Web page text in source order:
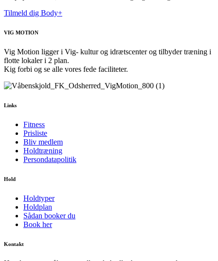
Tilmeld dig Body+
VIG MOTION
Vig Motion ligger i Vig- kultur og idrætscenter og tilbyder træning i
flotte lokaler i 2 plan.
Kig forbi og se alle vores fede faciliteter.
Links
Fitness
Prisliste
Bliv medlem
Holdtræning
Persondatapolitik
Hold
Holdtyper
Holdplan
Sådan booker du
Book her
Kontakt